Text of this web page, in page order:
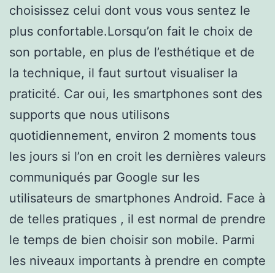
choisissez celui dont vous vous sentez le
plus confortable.Lorsqu’on fait le choix de
son portable, en plus de l’esthétique et de
la technique, il faut surtout visualiser la
praticité. Car oui, les smartphones sont des
supports que nous utilisons
quotidiennement, environ 2 moments tous
les jours si l’on en croit les dernières valeurs
communiqués par Google sur les
utilisateurs de smartphones Android. Face à
de telles pratiques , il est normal de prendre
le temps de bien choisir son mobile. Parmi
les niveaux importants à prendre en compte